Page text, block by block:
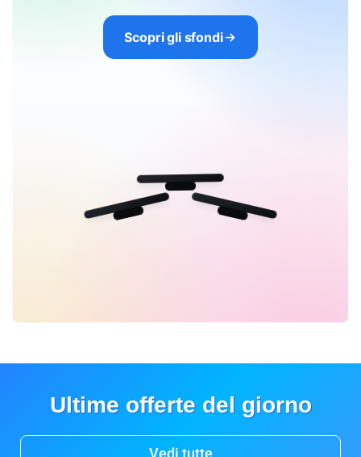
Scopri gli sfondi
Ultime offerte del giorno